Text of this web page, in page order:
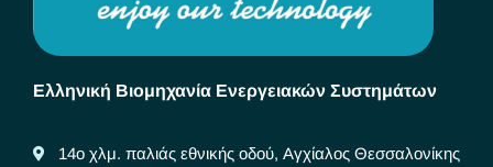
Ελληνική Βιομηχανία Ενεργειακών Συστημάτων
14ο χλμ. παλιάς εθνικής οδού, Αγχίαλος Θεσσαλονίκης